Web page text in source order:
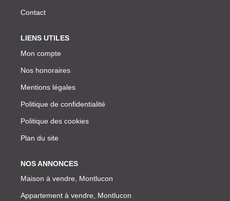
Contact
LIENS UTILES
Mon compte
Nos honoraires
Mentions légales
Politique de confidentialité
Politique des cookies
Plan du site
NOS ANNONCES
Maison à vendre, Montlucon
Appartement à vendre, Montlucon